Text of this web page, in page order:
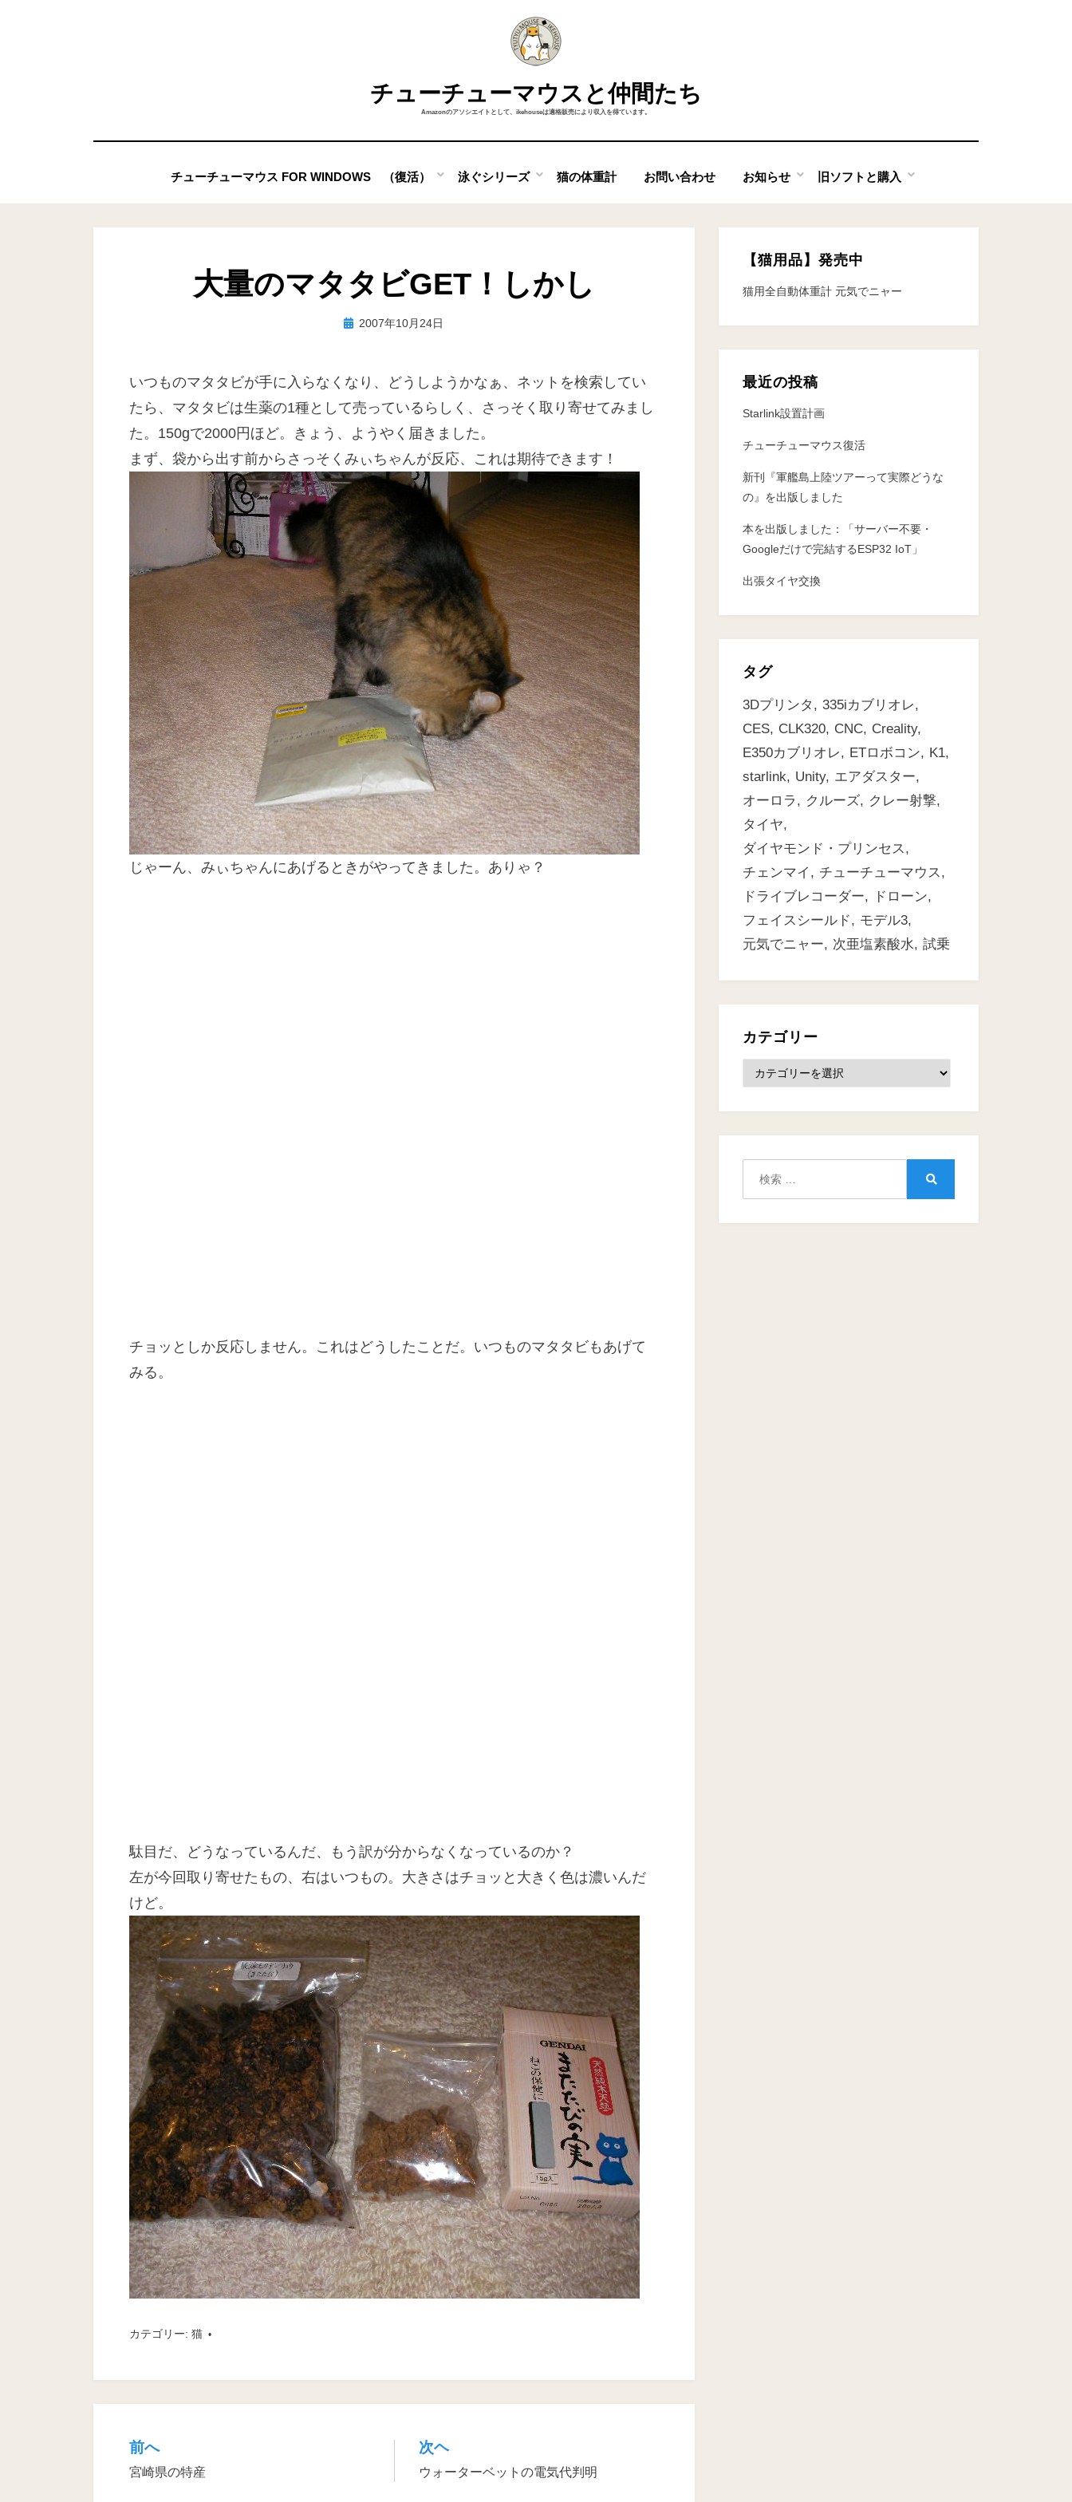
チューチューマウスと仲間たち
Amazonのアソシエイトとして、ikehouseは適格販売により収入を得ています。
チューチューマウス FOR WINDOWS （復活） 泳ぐシリーズ 猫の体重計 お問い合わせ お知らせ 旧ソフトと購入
大量のマタタビGET！しかし
投稿者ike
投 2007年10月24日
いつものマタタビが手に入らなくなり、どうしようかなぁ、ネットを検索してい
たら、マタタビは生薬の1種として売っているらしく、さっそく取り寄せてみまし
た。150gで2000円ほど。きょう、ようやく届きました。
まず、袋から出す前からさっそくみぃちゃんが反応、これは期待できます！
じゃーん、みぃちゃんにあげるときがやってきました。ありゃ？
チョッとしか反応しません。これはどうしたことだ。いつものマタタビもあげて
みる。
駄目だ、どうなっているんだ、もう訳が分からなくなっているのか？
左が今回取り寄せたもの、右はいつもの。大きさはチョッと大きく色は濃いんだ
けど。
カテゴリー: 猫
投
稿
前へ
宮崎県の特産
次ヘ
ウォーターベットの電気代判明
【猫用品】発売中
猫用全自動体重計 元気でニャー
最近の投稿
Starlink設置計画
チューチューマウス復活
新刊『軍艦島上陸ツアーって実際どうな
の』を出版しました
本を出版しました：「サーバー不要・
Googleだけで完結するESP32 IoT」
出張タイヤ交換
タグ
3Dプリンタ
335iカブリオレ
CES
CLK320 CNC
Creality
E350カブリオレ
ETロボコン
K1
starlink
Unity
エアダスター
オーロラ
クルーズ
クレー射撃
タイヤ
ダイヤモンド・プリンセス
チェンマイ
チューチューマウス
ドライブレコーダー
ドローン
フェイスシールド
モデル3
元気でニャー
次亜塩素酸水 試乗
カテゴリー
テ